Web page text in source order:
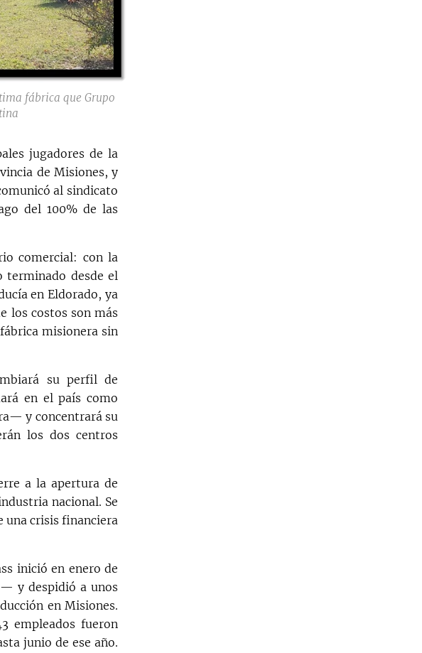
fábrica que Grupo
jugadores de la
de Misiones, y
al sindicato
del 100% de las
comercial: con la
terminado desde el
en Eldorado, ya
los costos son más
misionera sin
su perfil de
en el país como
y concentrará su
los dos centros
a la apertura de
nacional. Se
una crisis financiera
inició en enero de
y despidió a unos
en Misiones.
empleados fueron
junio de ese año.